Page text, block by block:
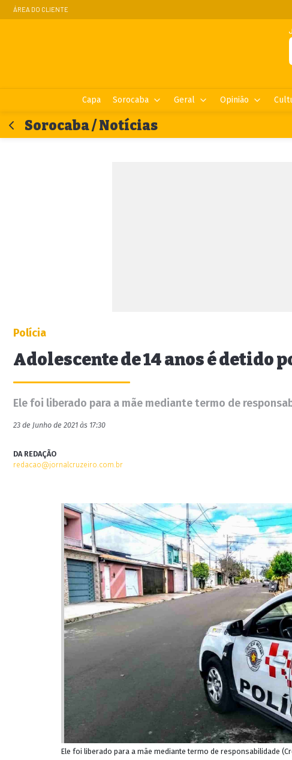
ÁREA DO CLIENTE
Capa Sorocaba Geral Opinião
Sorocaba / Notícias
Polícia
Adolescente de 14 anos é detido
Ele foi liberado para a mãe mediante termo de
23 de Junho de 2021 às 17:30
DA REDAÇÃO
redacao@jornalcruzeiro.com.br
Ele foi liberado para a mãe mediante termo de responsabilidade